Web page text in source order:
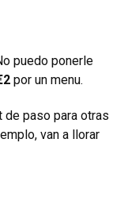
puedo ponerle
por un menu.
paso para otras
van a llorar